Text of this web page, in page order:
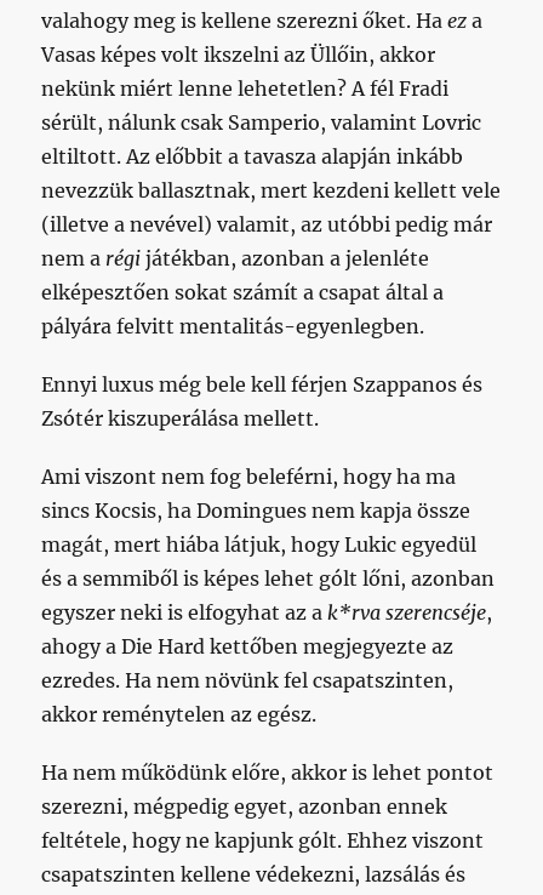
valahogy meg is kellene szerezni őket. Haez a
Vasas képes volt ikszelni az Üllőin, akkor
nekünk miért lenne lehetetlen? A fél Fradi
sérült, nálunk csak Samperio, valamint Lovric
eltiltott. Az előbbit a tavasza alapján inkább
nevezzük ballasztnak, mert kezdeni kellett vele
(illetve a nevével) valamit, az utóbbi pedig már
nem a régi játékban, azonban a jelenléte
elképesztően sokat számít a csapat által a
pályára felvitt mentalitás-egyenlegben.
Ennyi luxus még bele kell férjen Szappanos és
Zsótér kiszuperálása mellett.
Ami viszont nem fog beleférni, hogy ha ma
sincs Kocsis, ha Domingues nem kapja össze
magát, mert hiába látjuk, hogy Lukic egyedül
és a semmiből is képes lehet gólt lőni, azonban
egyszer neki is elfogyhat az ak*rva szerencséje,
ahogy a Die Hard kettőben megjegyezte az
ezredes. Ha nem növünk fel csapatszinten,
akkor reménytelen az egész.
Ha nem működünk előre, akkor is lehet pontot
szerezni, mégpedig egyet, azonban ennek
feltétele, hogy ne kapjunk gólt. Ehhez viszont
csapatszinten kellene védekezni, lazsálás és